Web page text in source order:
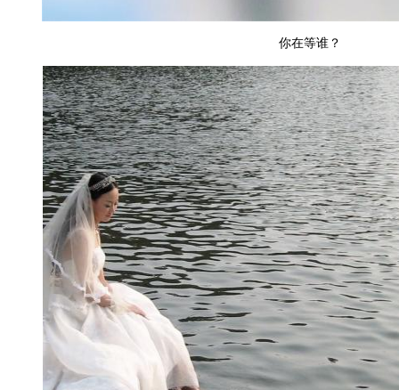
你在等谁？